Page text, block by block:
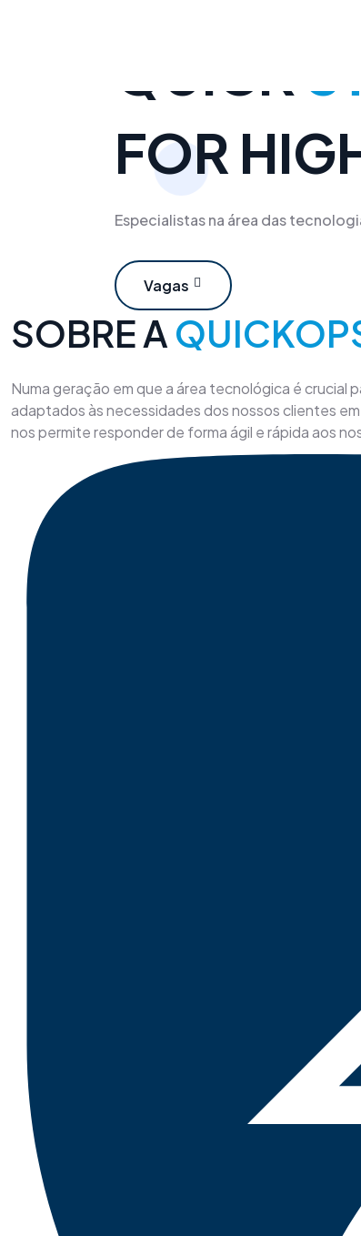
QUICK
FOR
Especialistas na área das
Vagas
SOBRE A
Numa geração em que a área tecnológica é
adaptados às necessidades dos nossos clientes
nos permite responder de forma ágil e rápida aos